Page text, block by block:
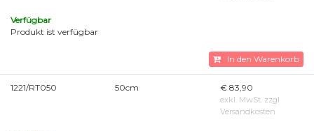
Verfügbar
Produkt ist verfügbar
In den Warenkorb
1221/RT050 50cm € 83,90
exkl. MwSt. zzgl
Versandkosten